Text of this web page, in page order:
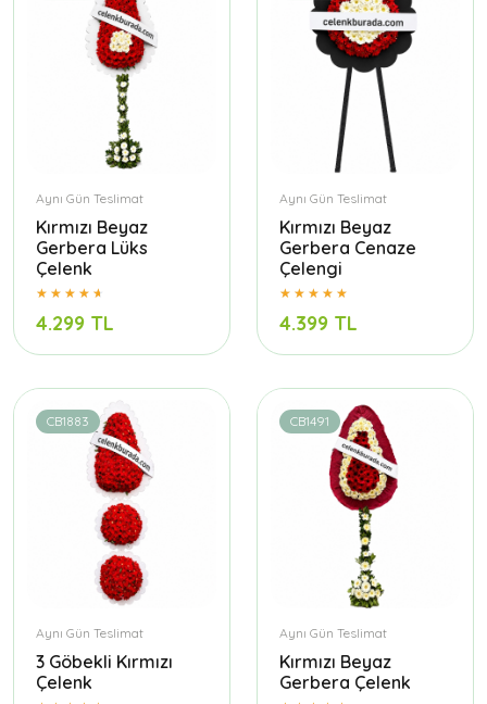
Aynı Gün Teslimat
Kırmızı Beyaz
Gerbera Lüks
Çelenk
4.299 TL
Aynı Gün Teslimat
Kırmızı Beyaz
Gerbera Cenaze
Çelengi
4.399 TL
CB1883
Aynı Gün Teslimat
3 Göbekli Kırmızı
Çelenk
CB1491
Aynı Gün Teslimat
Kırmızı Beyaz
Gerbera Çelenk